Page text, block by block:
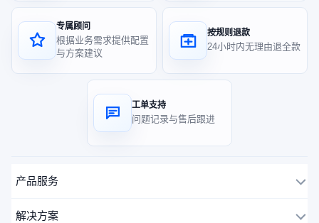
专属顾问
根据业务需求提供配置
与方案建议
按规则退款
24小时内无理由退全款
工单支持
问题记录与售后跟进
产品服务
解决方案